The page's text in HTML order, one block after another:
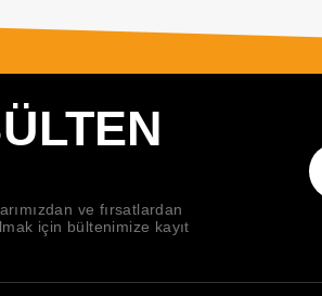
ve fırsatlardan
için bültenimize kayıt